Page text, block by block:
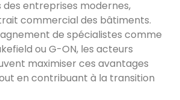
entreprises modernes,
commercial des bâtiments.
de spécialistes comme
ou G-ON, les acteurs
maximiser ces avantages
en contribuant à la transition